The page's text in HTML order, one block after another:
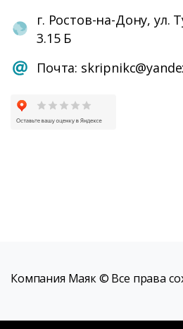
г. Ростов-на-Дону, ул.
3.15 Б
Почта:
Компания Маяк © Все права